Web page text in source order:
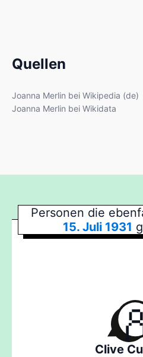
Quellen
Joanna Merlin bei Wikipedia (de)
Joanna Merlin bei Wikidata
Personen die
15. Juli 1931
Clive